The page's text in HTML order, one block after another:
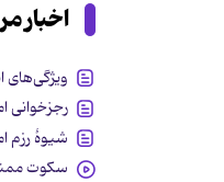
اخبار
ویژگی‌های
رجزخوانی
شیوۀ رزم
سکوت